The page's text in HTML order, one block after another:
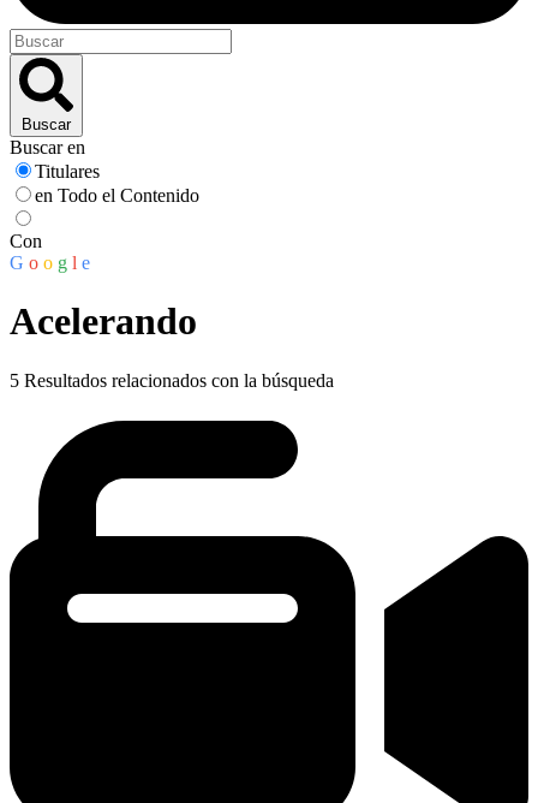
Buscar
Buscar en
Titulares
en Todo el Contenido
Con
G o o g l e
Acelerando
5 Resultados relacionados con la búsqueda